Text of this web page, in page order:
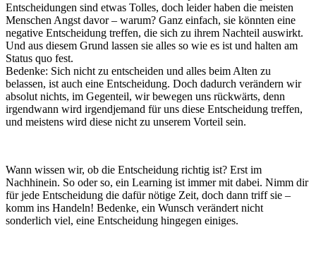
Entscheidungen sind etwas Tolles, doch leider haben die meisten
Menschen Angst davor – warum? Ganz einfach, sie könnten eine
negative Entscheidung treffen, die sich zu ihrem Nachteil auswirkt.
Und aus diesem Grund lassen sie alles so wie es ist und halten am
Status quo fest.
Bedenke: Sich nicht zu entscheiden und alles beim Alten zu
belassen, ist auch eine Entscheidung. Doch dadurch verändern wir
absolut nichts, im Gegenteil, wir bewegen uns rückwärts, denn
irgendwann wird irgendjemand für uns diese Entscheidung treffen,
und meistens wird diese nicht zu unserem Vorteil sein.
Wann wissen wir, ob die Entscheidung richtig ist? Erst im
Nachhinein. So oder so, ein Learning ist immer mit dabei. Nimm dir
für jede Entscheidung die dafür nötige Zeit, doch dann triff sie –
komm ins Handeln! Bedenke, ein Wunsch verändert nicht
sonderlich viel, eine Entscheidung hingegen einiges.